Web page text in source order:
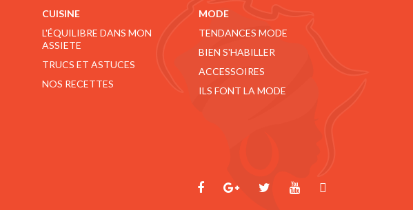
CUISINE
L'ÉQUILIBRE DANS MON
ASSIETE
TRUCS ET ASTUCES
NOS RECETTES
MODE
TENDANCES MODE
BIEN S'HABILLER
ACCESSOIRES
ILS FONT LA MODE